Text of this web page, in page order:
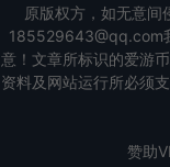
原版权方，如无意间
185529643@qq.com
意！文章所标识的爱游
资料及网站运行所必须
赞助